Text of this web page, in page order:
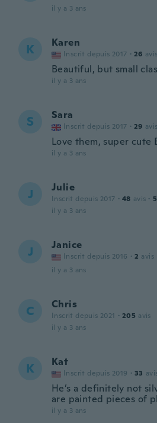
il y a 3 ans
K Karen
Inscrit depuis 2017 · 26 avis
Beautiful, but small
il y a 3 ans
S Sara
Inscrit depuis 2017 · 29 avis
Love them, super cute
il y a 3 ans
J Julie
Inscrit depuis 2017 · 48 avis · 5
il y a 3 ans
J Janice
Inscrit depuis 2016 · 2 avis
il y a 3 ans
C Chris
Inscrit depuis 2021 · 205 avis
il y a 3 ans
K Kat
Inscrit depuis 2019 · 33
He’s a definitely not
are painted pieces of
il y a 3 ans